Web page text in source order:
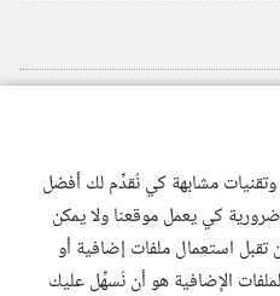
مشابهة كي نُقدِّم لك أفضل
كي يعمل موقعنا ولا يمكن
تقبل استعمال ملفات إضافية أو
الإضافية هو أن نُسهِّل عليك